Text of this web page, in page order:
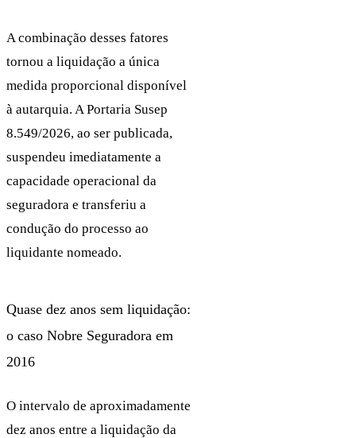
A combinação desses fatores
tornou a liquidação a única
medida proporcional disponível
à autarquia. A Portaria Susep
8.549/2026, ao ser publicada,
suspendeu imediatamente a
capacidade operacional da
seguradora e transferiu a
condução do processo ao
liquidante nomeado.
Quase dez anos sem liquidação:
o caso Nobre Seguradora em
2016
O intervalo de aproximadamente
dez anos entre a liquidação da